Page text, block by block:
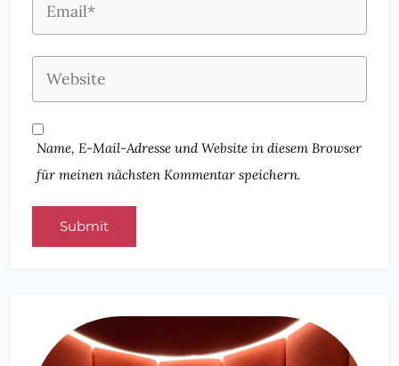
Name, E-Mail-Adresse und Website in diesem Browser
für meinen nächsten Kommentar speichern.